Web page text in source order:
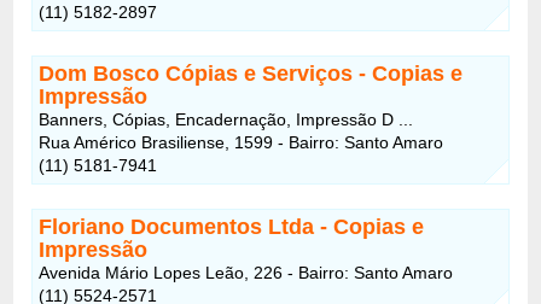
(11) 5182-2897
Dom Bosco Cópias e Serviços - Copias e
Impressão
Banners, Cópias, Encadernação, Impressão D ...
Rua Américo Brasiliense, 1599 - Bairro: Santo Amaro
(11) 5181-7941
Floriano Documentos Ltda - Copias e
Impressão
Avenida Mário Lopes Leão, 226 - Bairro: Santo Amaro
(11) 5524-2571